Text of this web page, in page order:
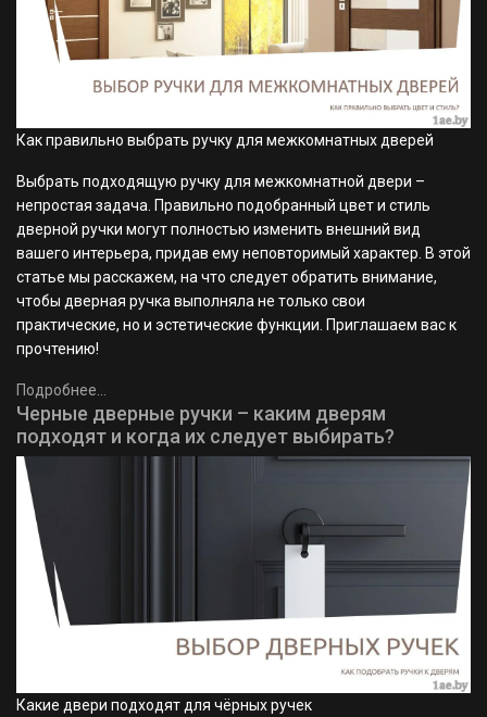
Как правильно выбрать ручку для межкомнатных дверей
Выбрать подходящую ручку для межкомнатной двери –
непростая задача. Правильно подобранный цвет и стиль
дверной ручки могут полностью изменить внешний вид
вашего интерьера, придав ему неповторимый характер. В этой
статье мы расскажем, на что следует обратить внимание,
чтобы дверная ручка выполняла не только свои
практические, но и эстетические функции. Приглашаем вас к
прочтению!
Подробнее...
Черные дверные ручки – каким дверям
подходят и когда их следует выбирать?
Какие двери подходят для чёрных ручек